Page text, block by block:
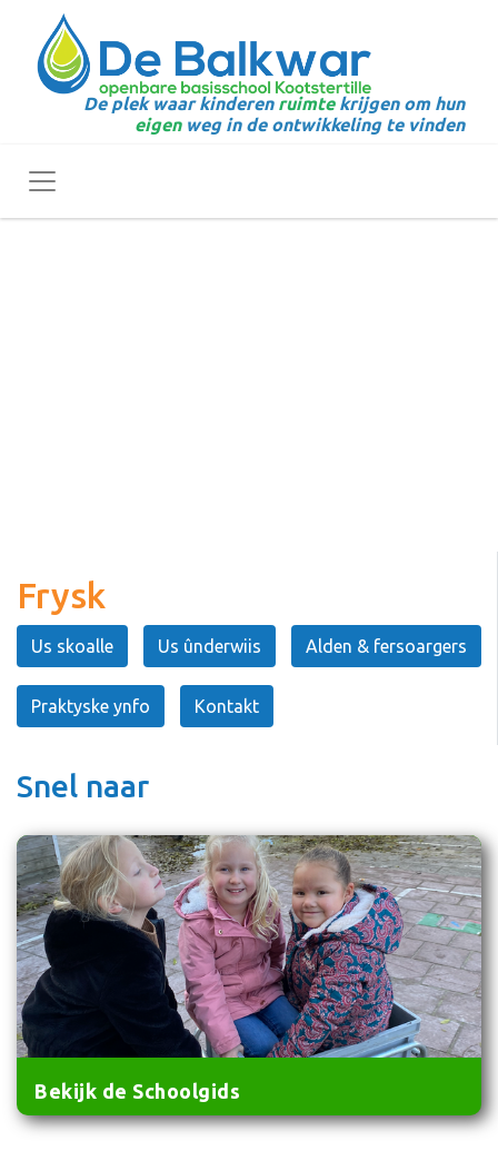
De plek waar kinderen ruimte krijgen om hun
eigen weg in de ontwikkeling te vinden
Toggle navigation
Frysk
Us skoalle Us ûnderwiis Alden & fersoargers
Praktyske ynfo Kontakt
Snel naar
Bekijk de Schoolgids